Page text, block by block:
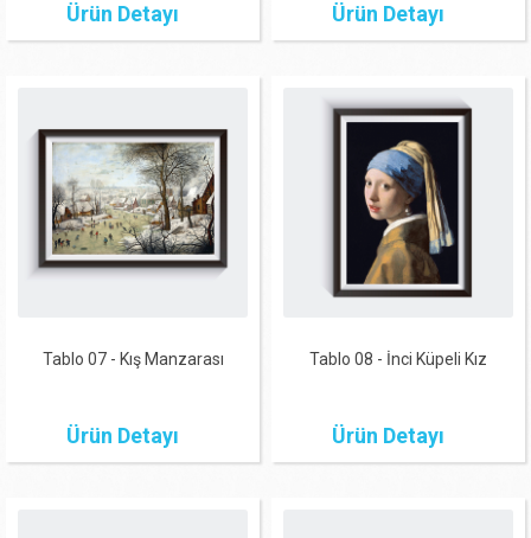
Ürün Detayı Ürün Detayı
Tablo 07 - Kış Manzarası
Ürün Detayı
Tablo 08 - İnci Küpeli Kız
Ürün Detayı